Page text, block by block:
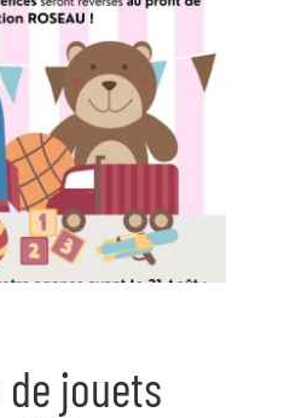
jouets